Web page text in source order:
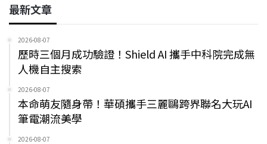
最新文章
2026-08-07
歷時三個月成功驗證！Shield AI 攜手中科院完成無
人機自主搜索
2026-08-07
本命萌友隨身帶！華碩攜手三麗鷗跨界聯名大玩AI
筆電潮流美學
2026-08-07